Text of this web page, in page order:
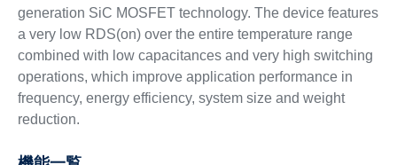
generation SiC MOSFET technology. The device features
a very low RDS(on) over the entire temperature range
combined with low capacitances and very high switching
operations, which improve application performance in
frequency, energy efficiency, system size and weight
reduction.